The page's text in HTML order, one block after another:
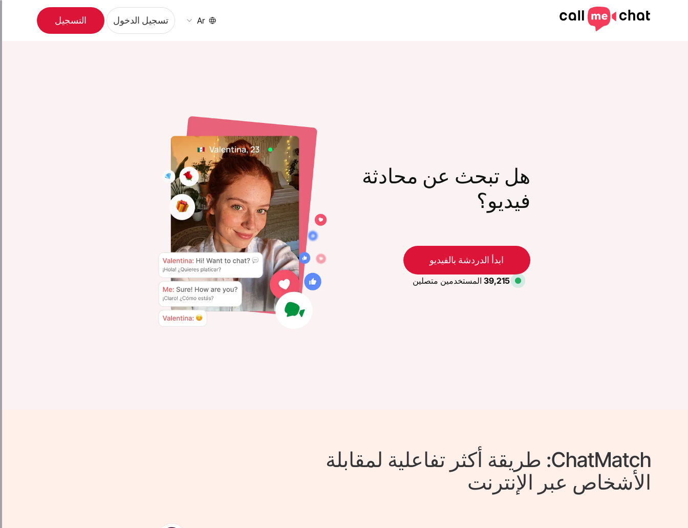
Ar تسجيل الدخول التسجيل
هل تبحث عن محادثة
فيديو؟
ابدأ الدردشة بالفيديو
39,215 المستخدمين متصلين
ChatMatch: طريقة أكثر تفاعلية لمقابلة
الأشخاص عبر الإنترنت